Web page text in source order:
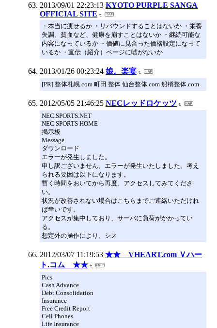
2013/09/01 22:23:13 KYOTO PURPLE SANGA
OFFICIAL SITE
・本当に痩せるか ・リバウンドすることはないか ・栄養
失調、貧血など、健康を崩すことはないか ・継続可能な
内容になっているか ・価値に見合った価格設定になって
いるか ・宣伝（紹介）ページに嘘がないか
2013/01/26 00:23:24 娘。楽宴
[PR] 整体札幌.com 町田 整体 仙台整体.com 船橋整体.com
2012/05/05 21:46:25 NECレッドロケッツ
NEC.SPORTS.NET
NEC SPORTS HOME
掲示板
Message
ダウンロード
エラーが発生しました。
申し訳ございません。エラーが発生いたしました。考え
られる要因は以下になります。
暫く時間をおいてから再度、アクセスしてみてくださ
い。
状況が改善されない場合はこちらまでご連絡いただけれ
ば幸いです。
アクセスが集中しており、サーバに負荷がかかってい
る。
想定外の操作により、シス
2012/03/07 11:19:53 ★★ VHEART.com Ｖハー
ト.コム ★★
Pics
Cash Advance
Debt Consolidation
Insurance
Free Credit Report
Cell Phones
Life Insurance